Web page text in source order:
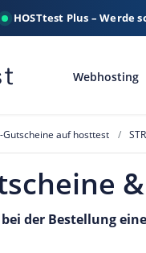
HOSTtest Plus –
Webhosting
auf hosttest
der Bestellung